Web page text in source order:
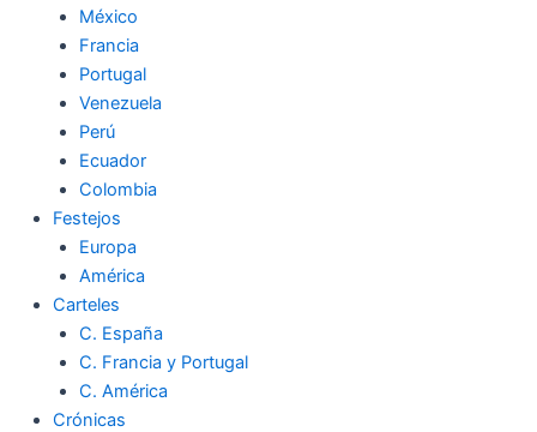
México
Francia
Portugal
Venezuela
Perú
Ecuador
Colombia
Festejos
Europa
América
Carteles
C. España
C. Francia y Portugal
C. América
Crónicas